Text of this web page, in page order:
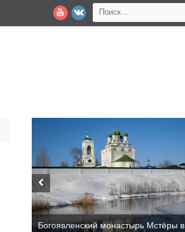
Богоявленский монастырь Мстёры в